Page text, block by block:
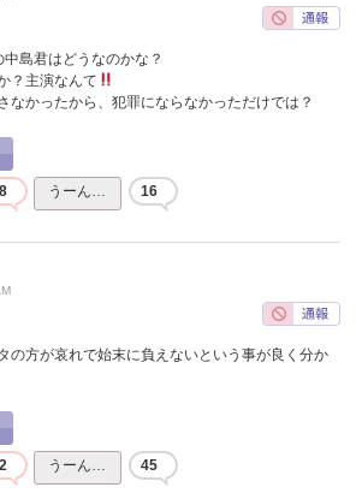
島君はどうなのかな？
？主演なんて
なかったから、犯罪にならなかっただけでは？
うーん… 16
の方が哀れで始末に負えないという事が良く分か
うーん… 45